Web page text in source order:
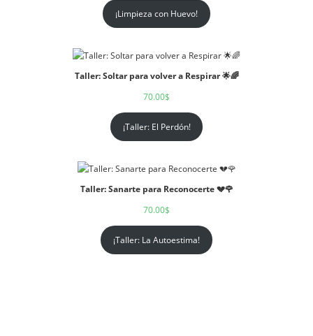
¡Limpieza con Huevo!
Taller: Soltar para volver a Respirar 🌟🌈
70.00$
¡Taller: El Perdón!
Taller: Sanarte para Reconocerte 💔🌹
70.00$
¡Taller: La Autoestima!